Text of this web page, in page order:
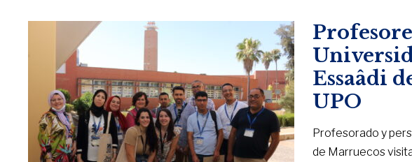
Essaâdi
UPO
Profesorado y
de Marruecos